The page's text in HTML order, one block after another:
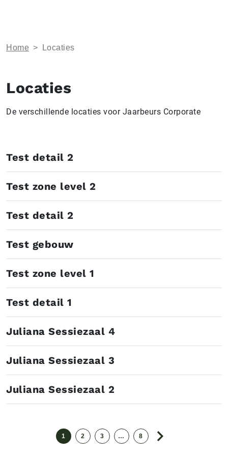
Home > Locaties
Locaties
De verschillende locaties voor Jaarbeurs Corporate
Test detail 2
Test zone level 2
Test detail 2
Test gebouw
Test zone level 1
Test detail 1
Juliana Sessiezaal 4
Juliana Sessiezaal 3
Juliana Sessiezaal 2
1 2 3 … 8